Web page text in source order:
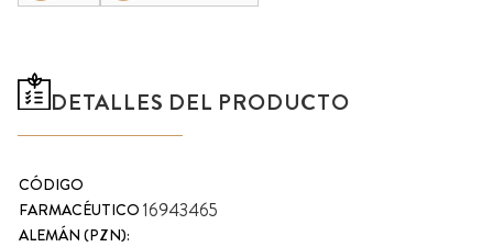
DETALLES DEL PRODUCTO
CÓDIGO
FARMACÉUTICO
ALEMÁN (PZN):
16943465